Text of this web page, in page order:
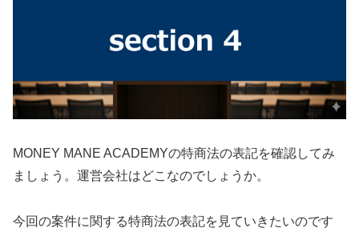
MONEY MANE ACADEMYの特商法の表記を確認してみ
ましょう。運営会社はどこなのでしょうか。
今回の案件に関する特商法の表記を見ていきたいのです